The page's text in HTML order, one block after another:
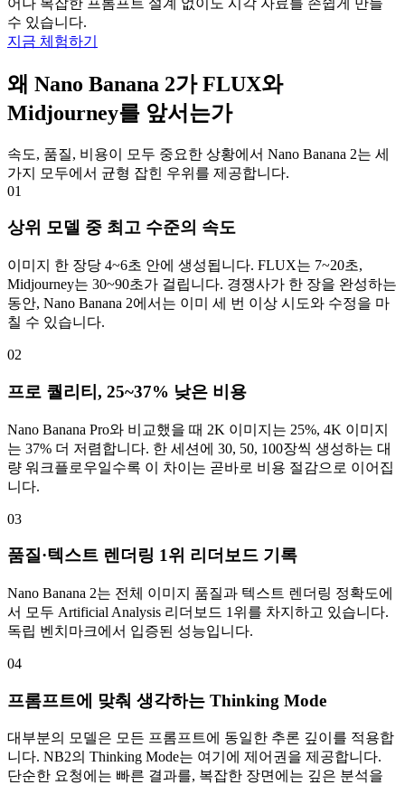
어나 복잡한 프롬프트 설계 없이도 시각 자료를 손쉽게 만들
수 있습니다.
지금 체험하기
왜 Nano Banana 2가 FLUX와
Midjourney를 앞서는가
속도, 품질, 비용이 모두 중요한 상황에서 Nano Banana 2는 세
가지 모두에서 균형 잡힌 우위를 제공합니다.
01
상위 모델 중 최고 수준의 속도
이미지 한 장당 4~6초 안에 생성됩니다. FLUX는 7~20초,
Midjourney는 30~90초가 걸립니다. 경쟁사가 한 장을 완성하는
동안, Nano Banana 2에서는 이미 세 번 이상 시도와 수정을 마
칠 수 있습니다.
02
프로 퀄리티, 25~37% 낮은 비용
Nano Banana Pro와 비교했을 때 2K 이미지는 25%, 4K 이미지
는 37% 더 저렴합니다. 한 세션에 30, 50, 100장씩 생성하는 대
량 워크플로우일수록 이 차이는 곧바로 비용 절감으로 이어집
니다.
03
품질·텍스트 렌더링 1위 리더보드 기록
Nano Banana 2는 전체 이미지 품질과 텍스트 렌더링 정확도에
서 모두 Artificial Analysis 리더보드 1위를 차지하고 있습니다.
독립 벤치마크에서 입증된 성능입니다.
04
프롬프트에 맞춰 생각하는 Thinking Mode
대부분의 모델은 모든 프롬프트에 동일한 추론 깊이를 적용합
니다. NB2의 Thinking Mode는 여기에 제어권을 제공합니다.
단순한 요청에는 빠른 결과를, 복잡한 장면에는 깊은 분석을